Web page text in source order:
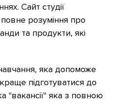
Сайт студії
розуміння про
та продукти, які
яка допоможе
підготуватися до
"вакансії" яка з повною